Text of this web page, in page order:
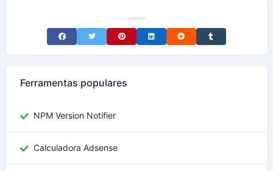
Share on Facebook
Share on TwitterShare on Pinterest
Share on LinkedIn
Share on RedditShare on Tumblr
Ferramentas populares
NPM Version Notifier
Calculadora Adsense